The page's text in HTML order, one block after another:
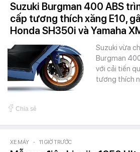
Suzuki Burgman 400 ABS
cấp tương thích xăng E10,
Honda SH350i và Yamaha
Suzuki vừa
Burgman
với cải tiến
tương thích
Chia sẻ
XE MÁY - 11 GIỜ TRƯỚC